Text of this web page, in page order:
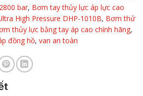
bar, Bơm tay thủy lực áp lực cao
High Pressure DHP-1010B, Bơm thử
thủy lực bằng tay áp cao chính hãng,
đồng hồ, van an toàn